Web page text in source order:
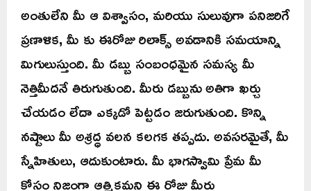
అంతులేని మీ ఆ విశ్వాసం, మరియు సులువుగా పనిజరిగే
ప్రణాళిక, మీ కు ఈరోజు రిలాక్స్ అవడానికి సమయాన్ని
మిగులుస్తుంది. మీ డబ్బు సంబంధమైన సమస్య మీ
నెత్తిమీదనే తిరుగుతుంది. మీరు డబ్బును అతిగా ఖర్చు
చేయడం లేదా ఎక్కడో పెట్టడం జరుగుతుంది. కొన్ని
నష్టాలు మీ అశ్రద్ధ వలన కలగక తప్పదు. అవసరమైతే, మీ
స్నేహితులు, ఆదుకుంటారు. మీ భాగస్వామి ప్రేమ మీ
కోసం నిజంగా ఆత్మికమని ఈ రోజు మీరు